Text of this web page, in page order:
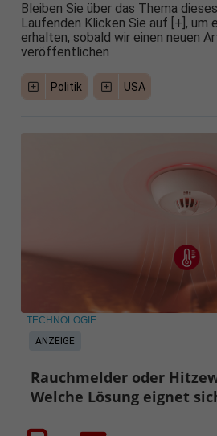
Bleiben Sie über das Thema
Laufenden Klicken Sie auf [+], um
erhalten, sobald wir einen neuen
veröffentlichen
Politik USA
ANZEIGE
TECHNOLOGIE
Rauchmelder oder
Welche Lösung eignet